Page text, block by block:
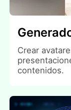
Crear
contenidos.